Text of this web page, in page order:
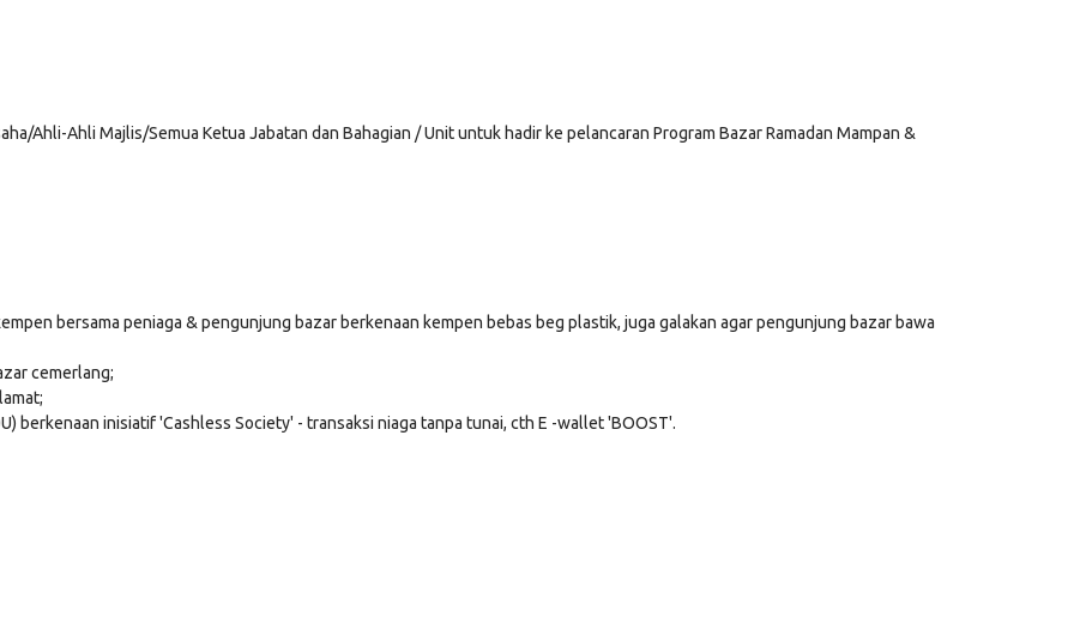
Ahli-Ahli Majlis/Semua Ketua Jabatan dan Bahagian / Unit untuk hadir ke pelancaran Program Bazar Ramadan Mampan &
bersama peniaga & pengunjung bazar berkenaan kempen bebas beg plastik, juga galakan agar pengunjung bazar bawa
cemerlang;
berkenaan inisiatif 'Cashless Society' - transaksi niaga tanpa tunai, cth E -wallet 'BOOST'.